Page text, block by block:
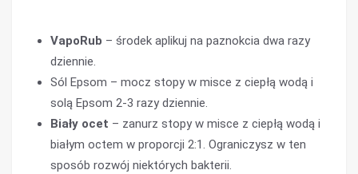
VapoRub – środek aplikuj na paznokcia dwa razy
dziennie.
Sól Epsom – mocz stopy w misce z ciepłą wodą i
solą Epsom 2-3 razy dziennie.
Biały ocet – zanurz stopy w misce z ciepłą wodą i
białym octem w proporcji 2:1. Ograniczysz w ten
sposób rozwój niektórych bakterii.